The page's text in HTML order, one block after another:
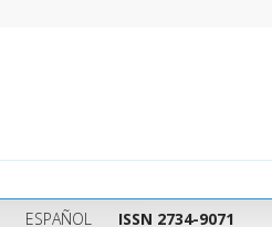
ESPAÑOL ISSN 2734-9071